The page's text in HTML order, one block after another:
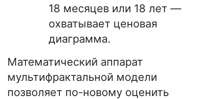
18 месяцев или 18 лет —
охватывает ценовая
диаграмма.
Математический аппарат
мультифрактальной модели
позволяет по-новому оценить